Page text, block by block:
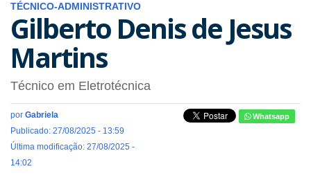
TÉCNICO-ADMINISTRATIVO
Gilberto Denis de Jesus
Martins
Técnico em Eletrotécnica
por Gabriela
Publicado: 27/08/2025 - 13:59
Última modificação: 27/08/2025 -
14:02
Whatsapp